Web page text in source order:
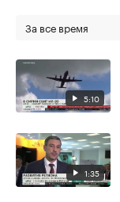
За все время
5:10
1:35